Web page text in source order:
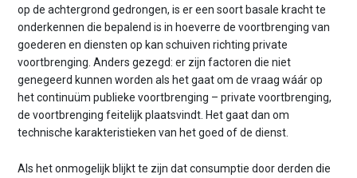
op de achtergrond gedrongen, is er een soort basale kracht te
onderkennen die bepalend is in hoeverre de voortbrenging van
goederen en diensten op kan schuiven richting private
voortbrenging. Anders gezegd: er zijn factoren die niet
genegeerd kunnen worden als het gaat om de vraag wáár op
het continuüm publieke voortbrenging – private voortbrenging,
de voortbrenging feitelijk plaatsvindt. Het gaat dan om
technische karakteristieken van het goed of de dienst.
Als het onmogelijk blijkt te zijn dat consumptie door derden die